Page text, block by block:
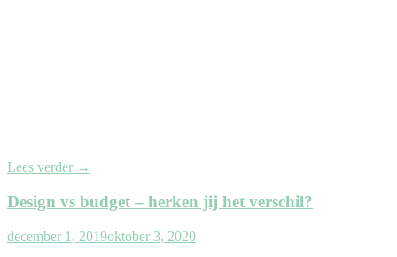
Lees verder →
Design vs budget – herken jij het verschil?
december 1, 2019oktober 3, 2020